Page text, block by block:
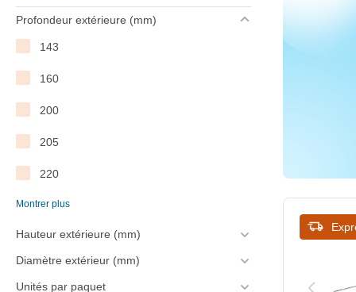
170
175
180
200
210
220
Profondeur extérieure (mm)
143
160
200
205
220
230
235
Montrer plus
Hauteur extérieure (mm)
Diamètre extérieur (mm)
Unités par paquet